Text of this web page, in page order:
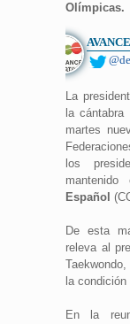
Olímpicas.
La
la
martes
los
Español
De esta
releva al
la
En la